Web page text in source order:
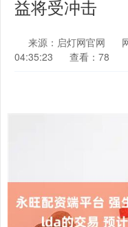
益将受冲击
来源：启灯网官网
04:35:23
查看：78